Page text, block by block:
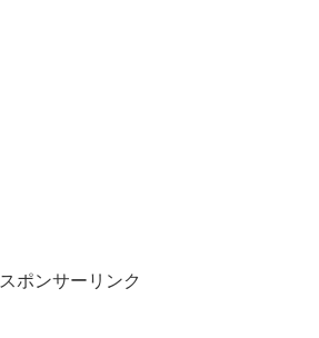
スポンサーリンク